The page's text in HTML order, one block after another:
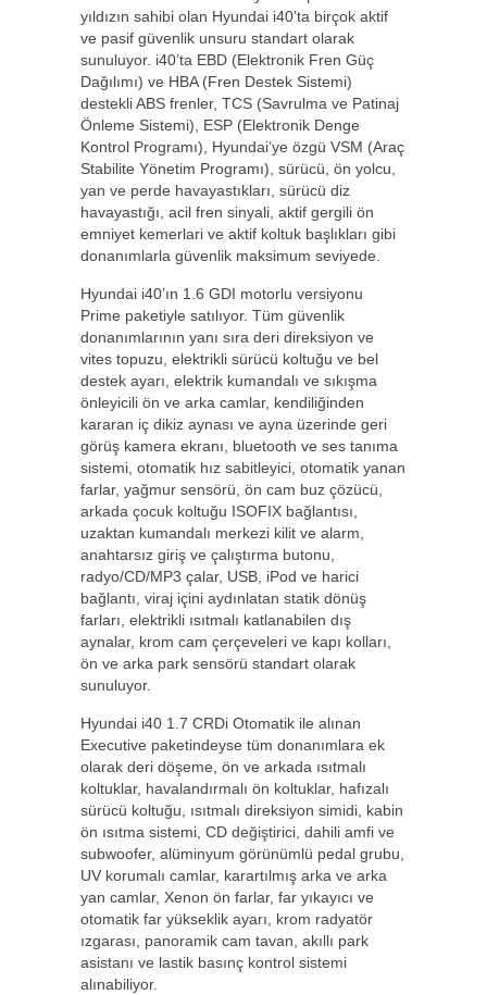
yıldızın sahibi olan Hyundai i40’ta birçok aktif
ve pasif güvenlik unsuru standart olarak
sunuluyor. i40’ta EBD (Elektronik Fren Güç
Dağılımı) ve HBA (Fren Destek Sistemi)
destekli ABS frenler, TCS (Savrulma ve Patinaj
Önleme Sistemi), ESP (Elektronik Denge
Kontrol Programı), Hyundai’ye özgü VSM (Araç
Stabilite Yönetim Programı), sürücü, ön yolcu,
yan ve perde havayastıkları, sürücü diz
havayastığı, acil fren sinyali, aktif gergili ön
emniyet kemerlari ve aktif koltuk başlıkları gibi
donanımlarla güvenlik maksimum seviyede.
Hyundai i40’ın 1.6 GDI motorlu versiyonu
Prime paketiyle satılıyor. Tüm güvenlik
donanımlarının yanı sıra deri direksiyon ve
vites topuzu, elektrikli sürücü koltuğu ve bel
destek ayarı, elektrik kumandalı ve sıkışma
önleyicili ön ve arka camlar, kendiliğinden
kararan iç dikiz aynası ve ayna üzerinde geri
görüş kamera ekranı, bluetooth ve ses tanıma
sistemi, otomatik hız sabitleyici, otomatik yanan
farlar, yağmur sensörü, ön cam buz çözücü,
arkada çocuk koltuğu ISOFIX bağlantısı,
uzaktan kumandalı merkezi kilit ve alarm,
anahtarsız giriş ve çalıştırma butonu,
radyo/CD/MP3 çalar, USB, iPod ve harici
bağlantı, viraj içini aydınlatan statik dönüş
farları, elektrikli ısıtmalı katlanabilen dış
aynalar, krom cam çerçeveleri ve kapı kolları,
ön ve arka park sensörü standart olarak
sunuluyor.
Hyundai i40 1.7 CRDi Otomatik ile alınan
Executive paketindeyse tüm donanımlara ek
olarak deri döşeme, ön ve arkada ısıtmalı
koltuklar, havalandırmalı ön koltuklar, hafızalı
sürücü koltuğu, ısıtmalı direksiyon simidi, kabin
ön ısıtma sistemi, CD değiştirici, dahili amfi ve
subwoofer, alüminyum görünümlü pedal grubu,
UV korumalı camlar, karartılmış arka ve arka
yan camlar, Xenon ön farlar, far yıkayıcı ve
otomatik far yükseklik ayarı, krom radyatör
ızgarası, panoramik cam tavan, akıllı park
asistanı ve lastik basınç kontrol sistemi
alınabiliyor.